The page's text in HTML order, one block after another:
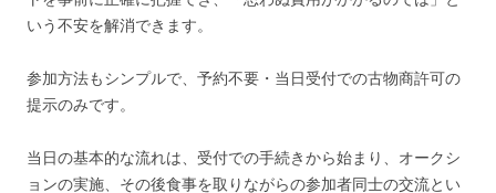
いう不安を解消できます。
参加方法もシンプルで、予約不要・当日受付での古物商許可の
提示のみです。
当日の基本的な流れは、受付での手続きから始まり、オークシ
ョンの実施、その後食事を取りながらの参加者同士の交流とい